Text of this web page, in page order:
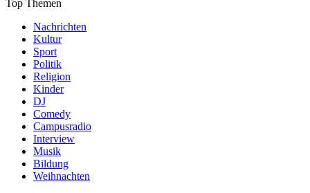
Top Themen
Nachrichten
Kultur
Sport
Politik
Religion
Kinder
DJ
Comedy
Campusradio
Interview
Musik
Bildung
Weihnachten